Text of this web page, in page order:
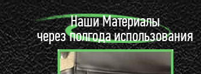
Наши Материалы
через полгода использования